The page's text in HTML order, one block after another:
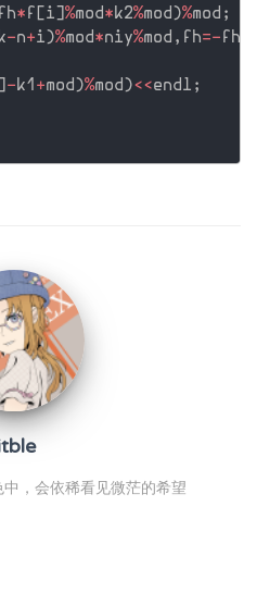
fh* f i %mod * k2%mod )%mod ;
k-n+i )%mod *niy%mod , fh=- fh
- k1 +mod )%mod )<<endl ;
，会依稀看见微茫的希望